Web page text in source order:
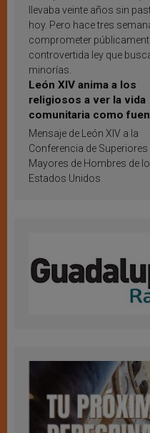
llevaba veinte años sin
hoy. Pero hace tres
comprometer
controvertida ley que
minorías.
León XIV anima a los
religiosos a ver la vida
comunitaria como
inspiración y
Mensaje de León XIV a la
Conferencia de Superiores
Mayores de Hombres de
Estados Unidos